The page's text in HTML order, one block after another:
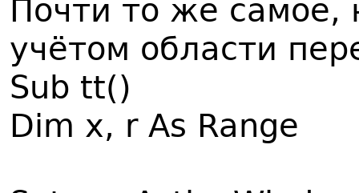
Почти то же самое,
учётом области
Sub tt()
Dim x, r As Range